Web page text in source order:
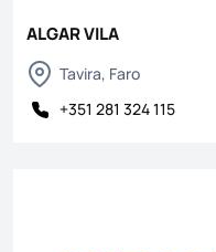
ALGAR VILA
Tavira, Faro
+351 281 324 115